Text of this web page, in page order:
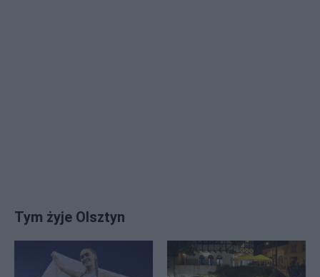
Tym żyje Olsztyn